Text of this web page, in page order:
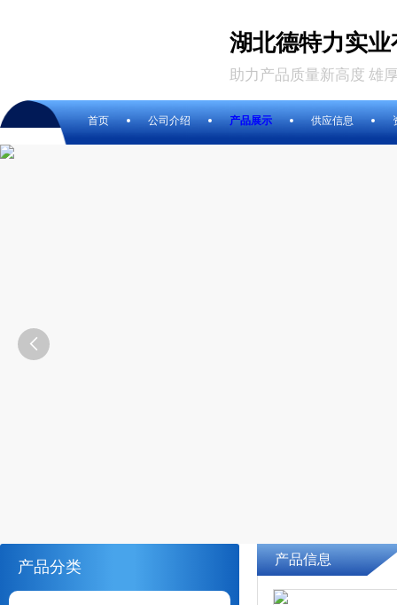
湖北德特力实
助力产品质量新高度 雄
首页 公司介绍 产品展示 供应信息

产品分类 产品信息